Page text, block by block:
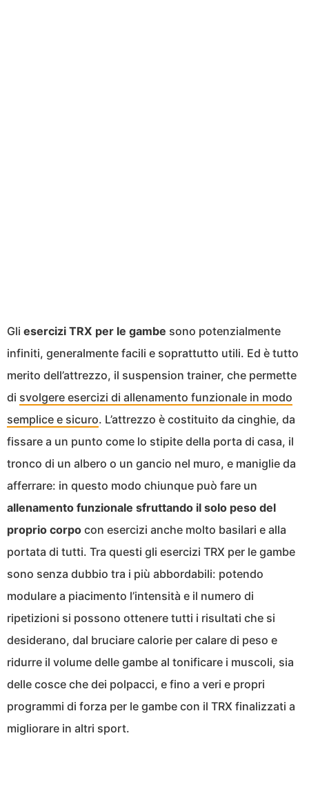
Gli esercizi TRX per le gambe sono potenzialmente
infiniti, generalmente facili e soprattutto utili. Ed è tutto
merito dell’attrezzo, il suspension trainer, che permette
di svolgere esercizi di allenamento funzionale in modo
semplice e sicuro. L’attrezzo è costituito da cinghie, da
fissare a un punto come lo stipite della porta di casa, il
tronco di un albero o un gancio nel muro, e maniglie da
afferrare: in questo modo chiunque può fare un
allenamento funzionale sfruttando il solo peso del
proprio corpo con esercizi anche molto basilari e alla
portata di tutti. Tra questi gli esercizi TRX per le gambe
sono senza dubbio tra i più abbordabili: potendo
modulare a piacimento l’intensità e il numero di
ripetizioni si possono ottenere tutti i risultati che si
desiderano, dal bruciare calorie per calare di peso e
ridurre il volume delle gambe al tonificare i muscoli, sia
delle cosce che dei polpacci, e fino a veri e propri
programmi di forza per le gambe con il TRX finalizzati a
migliorare in altri sport.